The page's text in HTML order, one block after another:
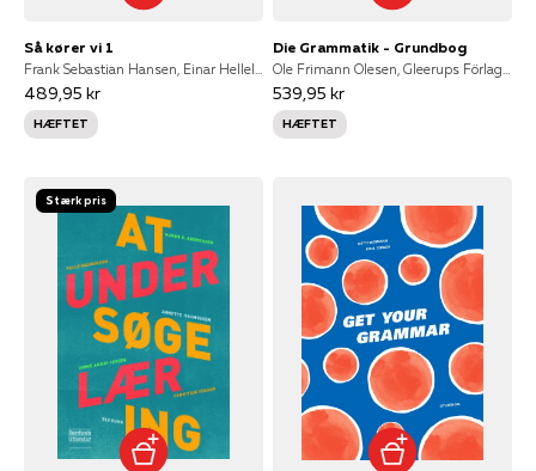
Så kører vi 1
Frank Sebastian Hansen, Einar Helleland
489,95 kr
HÆFTET
Die Grammatik - Grundbog
Ole Frimann Olesen, Gleerups Förlag AB, Bitten Vecht, Ulrika Tornberg
539,95 kr
HÆFTET
Stærk pris